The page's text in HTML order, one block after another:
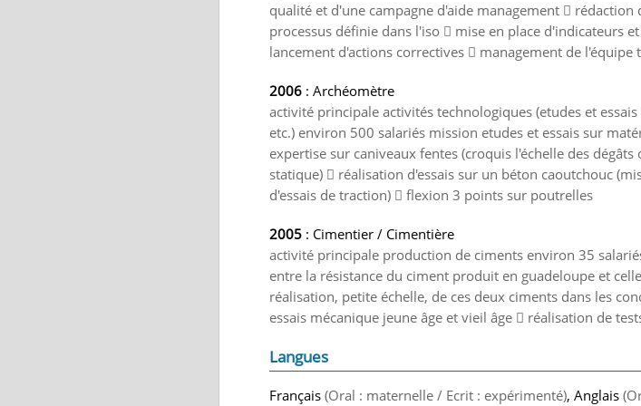
qualité et d'une campagne d'aide management 
processus définie dans l'iso  mise en place d'indicateurs
lancement d'actions correctives  management de l'équipe
2006 : Archéomètre
activité principale activités technologiques (etudes et
etc.) environ 500 salariés mission etudes et essais sur
expertise sur caniveaux fentes (croquis l'échelle des
statique)  réalisation d'essais sur un béton caoutchouc
d'essais de traction)  flexion 3 points sur poutrelles
2005 : Cimentier / Cimentière
activité principale production de ciments environ 35
entre la résistance du ciment produit en guadeloupe et
réalisation, petite échelle, de ces deux ciments dans les
essais mécanique jeune âge et vieil âge  réalisation de
Langues
Français (Oral : maternelle / Ecrit : expérimenté), Anglais